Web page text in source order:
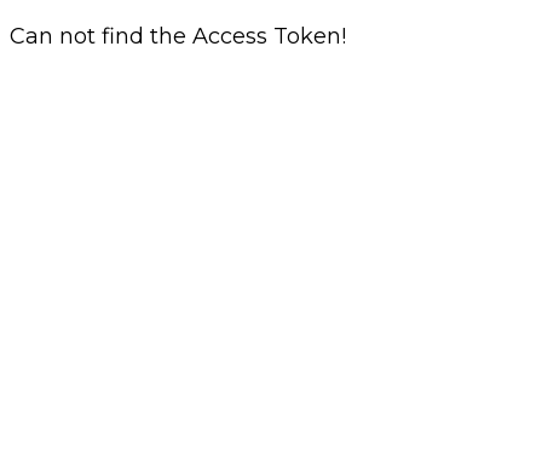
Can not find the Access Token!